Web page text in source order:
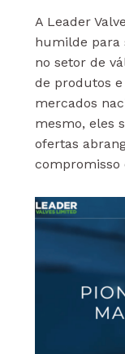
A Leader
humilde para
no setor de
de produtos
mercados
mesmo, eles
ofertas
compromisso